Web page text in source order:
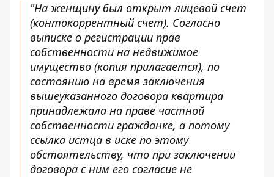
"На женщину был открыт лицевой счет
(контокоррентный счет). Согласно
выписке о регистрации прав
собственности на недвижимое
имущество (копия прилагается), по
состоянию на время заключения
вышеуказанного договора квартира
принадлежала на праве частной
собственности гражданке, а потому
ссылка истца в иске по этому
обстоятельству, что при заключении
договора с ним его согласие не